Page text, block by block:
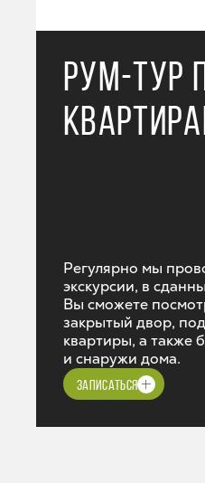
РУМ-ТУР
Регулярно мы
экскурсии, в
Вы сможете
закрытый двор,
квартиры, а также
и снаружи дома.
ЗАПИСАТЬСЯ